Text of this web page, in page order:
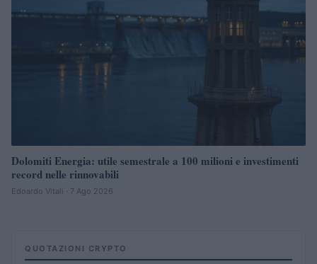
Dolomiti Energia: utile semestrale a 100 milioni e investimenti
record nelle rinnovabili
Edoardo Vitali · 7 Ago 2026
QUOTAZIONI CRYPTO